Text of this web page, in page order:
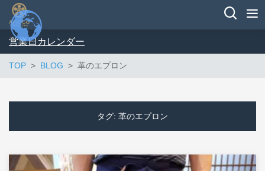
営業日カレンダー
TOP BLOG 革のエプロン
タグ: 革のエプロン